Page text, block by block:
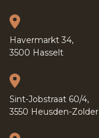
Havermarkt 34,
3500 Hasselt
Sint-Jobstraat 60/4,
3550 Heusden-Zolder